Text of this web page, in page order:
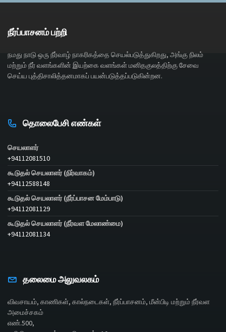
நீர்ப்பாசனம் பற்றி
நமது நாடு ஒரு நீர்வாழ் நாகரிகத்தை செயல்படுத்துகிறது, அங்கு நிலம்
மற்றும் நீர் வளங்களின் இயற்கை வளங்கள் மனிதகுலத்திற்கு சேவை
செய்ய புத்திசாலித்தனமாகப் பயன்படுத்தப்படுகின்றன.
தொலைபேசி எண்கள்
செயலாளர்
+94112081510
கூடுதல் செயலாளர் (நிர்வாகம்)
+94112588148
கூடுதல் செயலாளர் (நீர்ப்பாசன மேம்பாடு)
+94112081129
கூடுதல் செயலாளர் (நீர்வள மேலாண்மை)
+94112081134
தலைமை அலுவலகம்
விவசாயம், காணிகள், கால்நடைகள், நீர்ப்பாசனம், மீன்பிடி மற்றும் நீர்வள
அமைச்சகம்
எண்.500,